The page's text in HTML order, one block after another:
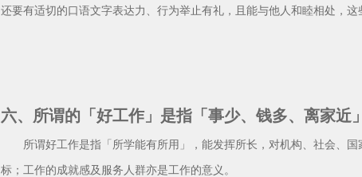
还要有适切的口语文字表达力、行为举止有礼，且能与他人和睦相处，这
六、所谓的「好工作」是指「事少、钱多、离家近
所谓好工作是指「所学能有所用」，能发挥所长，对机构、社会、国
标；工作的成就感及服务人群亦是工作的意义。